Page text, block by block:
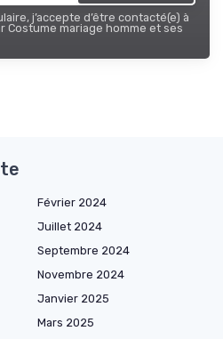
j’accepte d’être contacté(e) à
Costume mariage homme et ses
Février 2024
Juillet 2024
Septembre 2024
Novembre 2024
Janvier 2025
Mars 2025